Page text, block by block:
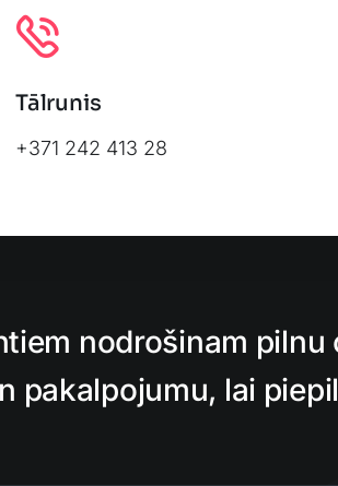
Leaflet
Tālrunis
+371 242 413 28
nodrošinam
pakalpojumu, lai